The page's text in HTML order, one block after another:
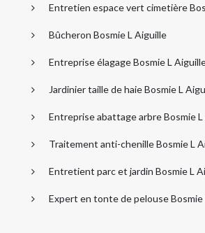
Entretien espace vert cimetière
Bûcheron Bosmie L Aiguille
Entreprise élagage Bosmie L
Jardinier taille de haie Bosmie L
Entreprise abattage arbre Bosmie
Traitement anti-chenille Bosmie L
Entretient parc et jardin Bosmie L
Expert en tonte de pelouse Bosmie